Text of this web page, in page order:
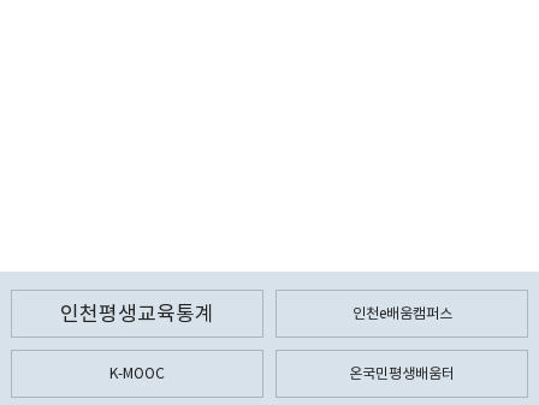
인천평생교육통계 인천e배움캠퍼스
K-MOOC 온국민평생배움터